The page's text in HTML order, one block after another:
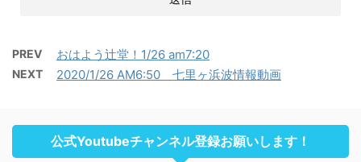
PREV おはよう辻堂！1/26 am7:20
NEXT 2020/1/26 AM6:50 七里ヶ浜波情報動画
公式Youtubeチャンネル登録お願いします！